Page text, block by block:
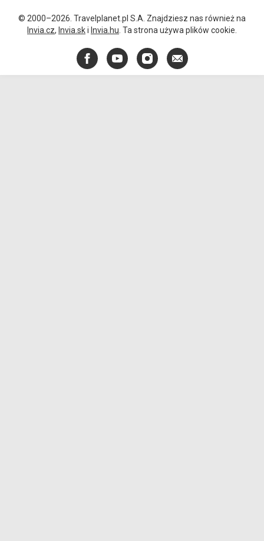
© 2000–2026. Travelplanet.pl S.A. Znajdziesz nas również na
Invia.cz, Invia.ski Invia.hu . Ta strona używa plików cookie.
FacebookYouTubeInstagram
E-
mail